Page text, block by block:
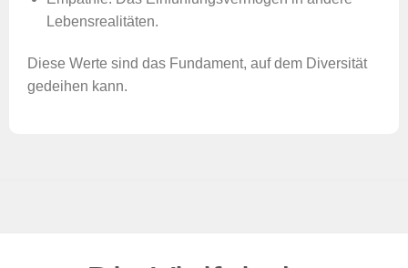
Lebensrealitäten.
Diese Werte sind das Fundament, auf dem Diversität
gedeihen kann.